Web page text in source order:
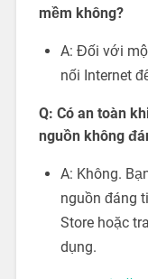
mềm không?
A: Đối với
nối Internet
Q: Có an toàn
nguồn không
A: Không.
nguồn đáng
Store hoặc
dụng.